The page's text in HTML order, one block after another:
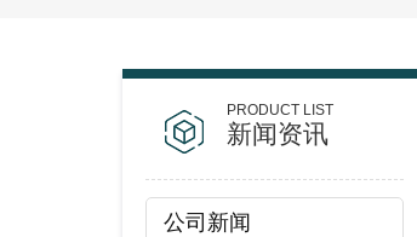
新闻资讯
公司新闻